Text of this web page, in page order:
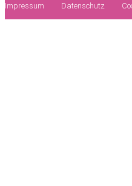
Impressum
Datenschutz